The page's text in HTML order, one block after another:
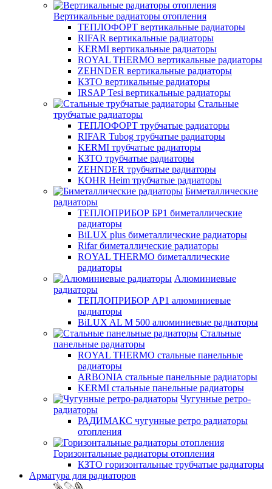
Вертикальные радиаторы отопления
ТЕПЛОФОРТ вертикальные радиаторы
RIFAR вертикальные радиаторы
KERMI вертикальные радиаторы
ROYAL THERMO вертикальные радиаторы
ZEHNDER вертикальные радиаторы
КЗТО вертикальные радиаторы
IRSAP Tesi вертикальные радиаторы
Стальные
трубчатые радиаторы
ТЕПЛОФОРТ трубчатые радиаторы
RIFAR Tubog трубчатые радиаторы
KERMI трубчатые радиаторы
КЗТО трубчатые радиаторы
ZEHNDER трубчатые радиаторы
KOHR Heim трубчатые радиаторы
Биметаллические
радиаторы
ТЕПЛОПРИБОР БР1 биметаллические
радиаторы
BiLUX plus биметаллические радиаторы
Rifar биметаллические радиаторы
ROYAL THERMO биметаллические
радиаторы
Алюминиевые
радиаторы
ТЕПЛОПРИБОР АР1 алюминиевые
радиаторы
BiLUX AL M 500 алюминиевые радиаторы
Стальные
панельные радиаторы
ROYAL THERMO стальные панельные
радиаторы
ARBONIA стальные панельные радиаторы
KERMI стальные панельные радиаторы
Чугунные ретро-
радиаторы
РАДИМАКС чугунные ретро радиаторы
отопления
Горизонтальные радиаторы отопления
КЗТО горизонтальные трубчатые радиаторы
Арматура для радиаторов